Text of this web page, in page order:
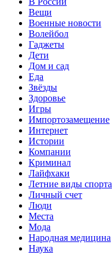
Вещи
Военные новости
Волейбол
Гаджеты
Дети
Дом и сад
Еда
Звёзды
Здоровье
Игры
Импортозамещение
Интернет
Истории
Компании
Криминал
Лайфхаки
Летние виды спорта
Личный счет
Люди
Места
Мода
Народная медицина
Наука